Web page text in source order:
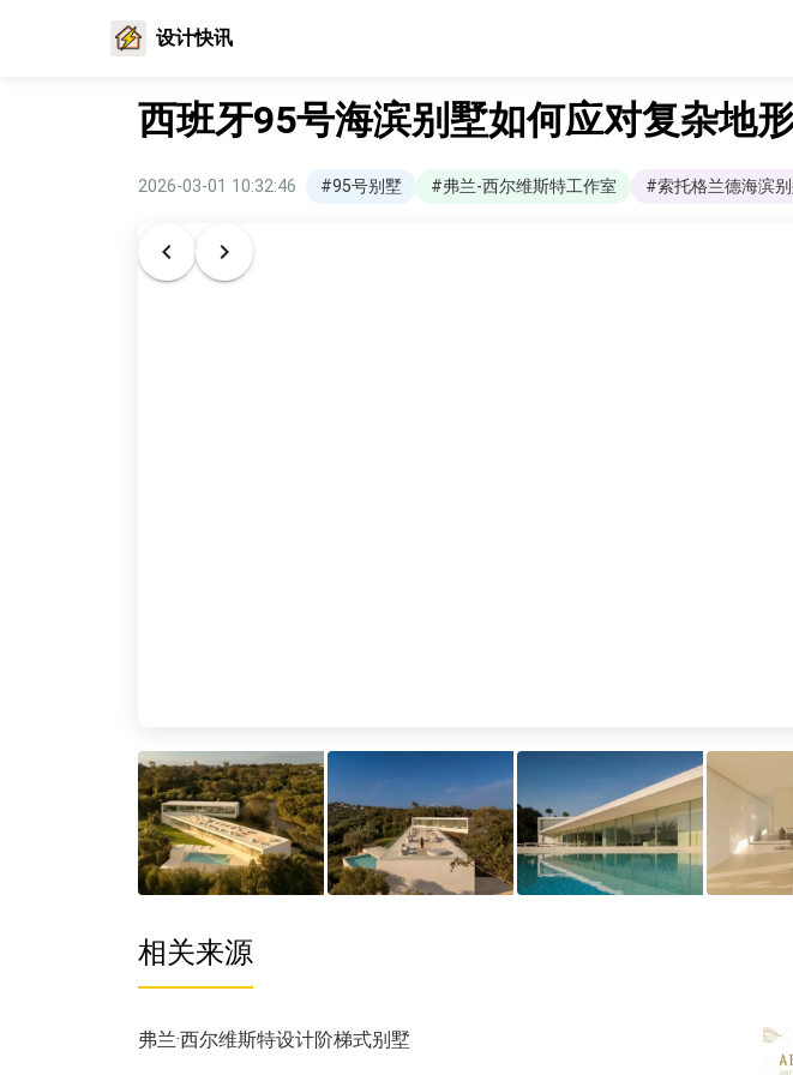
设计快讯
西班牙95号海滨别墅如何应对复杂地
2026-03-01 10:32:46 #95号别墅 #弗兰-西尔维斯特工作室 #索托格兰德海滨
相关来源
弗兰·西尔维斯特设计阶梯式别墅